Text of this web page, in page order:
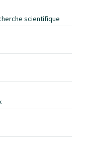
scientifique